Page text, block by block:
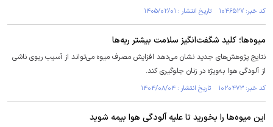
کد خبر: ۱۰۴۶۵۲۷ تاریخ انتشار : ۱۴۰۵/۰۲/۰۱
میوه‌ها؛ کلید شگفت‌انگیز سلامت بیشتر ریه‌ها
نتایج پژوهش‌های جدید نشان می‌دهد افزایش مصرف میوه می‌تواند از آسیب ریوی ناشی
از آلودگی هوا به‌ویژه در زنان جلوگیری کند.
کد خبر: ۱۰۲۰۴۷۳ تاریخ انتشار : ۱۴۰۴/۰۸/۰۴
این میوه‌ها را بخورید تا علیه آلودگی هوا بیمه شوید